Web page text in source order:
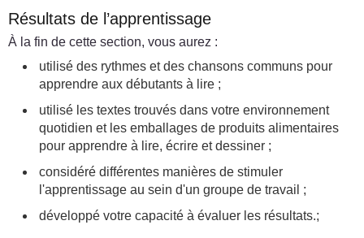
Résultats de l’apprentissage
À la fin de cette section, vous aurez :
utilisé des rythmes et des chansons communs pour
apprendre aux débutants à lire ;
utilisé les textes trouvés dans votre environnement
quotidien et les emballages de produits alimentaires
pour apprendre à lire, écrire et dessiner ;
considéré différentes manières de stimuler
l'apprentissage au sein d'un groupe de travail ;
développé votre capacité à évaluer les résultats.;